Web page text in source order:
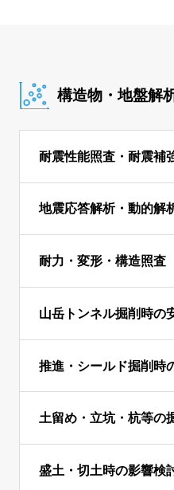
構造物・地盤解
耐震性能照査・耐震補
地震応答解析・動的解
耐力・変形・構造照査
山岳トンネル掘削時の
推進・シールド掘削時
土留め・立坑・杭等の
盛土・切土時の影響検